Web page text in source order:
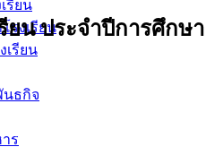
รียน
รงเรียน
เรียน
ธกิจ
ร
น ประจำปีการศึกษา